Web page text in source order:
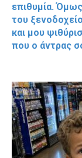
επιθυμία.
του
και μου
που ο άντρας